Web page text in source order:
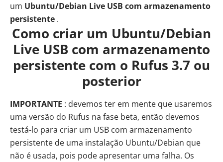
um Ubuntu/Debian Live USB com armazenamento
persistente .
Como criar um Ubuntu/Debian
Live USB com armazenamento
persistente com o Rufus 3.7 ou
posterior
IMPORTANTE : devemos ter em mente que usaremos
uma versão do Rufus na fase beta, então devemos
testá-lo para criar um USB com armazenamento
persistente de uma instalação Ubuntu/Debian que
não é usada, pois pode apresentar uma falha. Os